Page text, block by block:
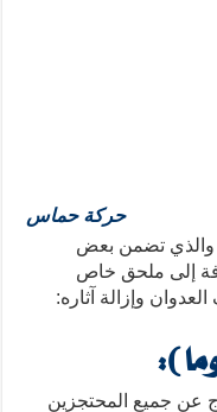
حركة حماس
والذي تضمن بعض
إلى ملحق خاص
وإزالة آثاره:
عن جميع المحتجزين